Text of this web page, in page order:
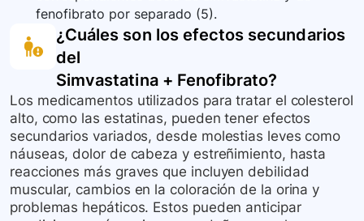
fenofibrato por separado (5).
¿Cuáles son los efectos secundarios
del
Simvastatina + Fenofibrato?
Los medicamentos utilizados para tratar el colesterol
alto, como las estatinas, pueden tener efectos
secundarios variados, desde molestias leves como
náuseas, dolor de cabeza y estreñimiento, hasta
reacciones más graves que incluyen debilidad
muscular, cambios en la coloración de la orina y
problemas hepáticos. Estos pueden anticipar